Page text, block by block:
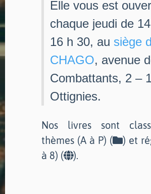
Elle vous est
chaque jeudi de
16 h 30, au siège
CHAGO, avenue
Combattants, 2 –
Ottignies.
Nos livres sont
thèmes (A à P) (
) et
à 8) (
).